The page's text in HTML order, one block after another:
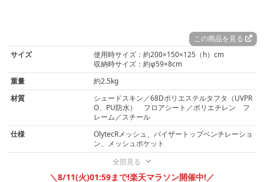
この商品を見る
サイズ
使用時サイズ：約200×150×125（h）cm
収納時サイズ：約φ59×8cm
重量
約2.5kg
材質
シェードスキン／68Dポリエステルタフタ（UVPR
O、PU防水） フロアシート／ポリエチレン フ
レーム／スチール
仕様
OlytecRメッシュ、バイザートップベンチレーショ
ン、メッシュポケット
全部見る
＼8/11(火)01:59まで!楽天マラソン開催中!／